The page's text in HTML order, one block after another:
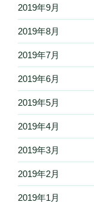
2019年9月
2019年8月
2019年7月
2019年6月
2019年5月
2019年4月
2019年3月
2019年2月
2019年1月